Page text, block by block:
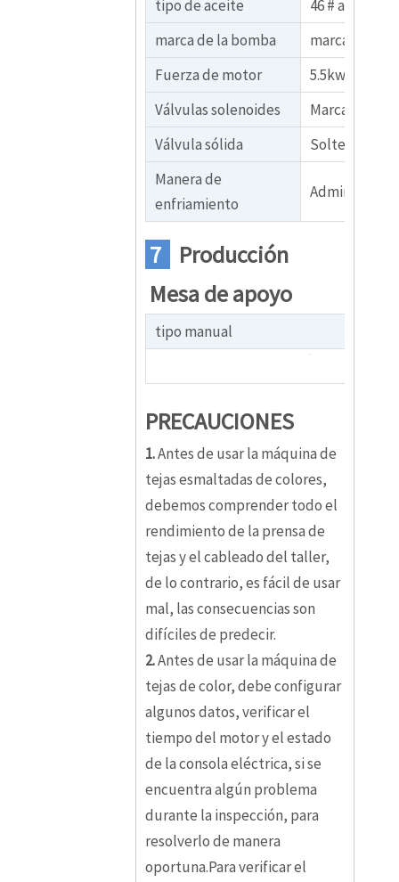
tipo de aceite
46 # aceite
marca de la bomba
marca china
Fuerza de motor
5.5kw
Válvulas solenoides
Marca Huade
Válvula sólida
Soltero
Manera de
enfriamiento
Admirador
7
Producción
Mesa de apoyo
tipo manual
PRECAUCIONES
1.Antes de usar la máquina de
tejas esmaltadas de colores,
debemos comprender todo el
rendimiento de la prensa de
tejas y el cableado del taller,
de lo contrario, es fácil de usar
mal, las consecuencias son
difíciles de predecir.
2.Antes de usar la máquina de
tejas de color, debe configurar
algunos datos, verificar el
tiempo del motor y el estado
de la consola eléctrica, si se
encuentra algún problema
durante la inspección, para
resolverlo de manera
oportuna.Para verificar el